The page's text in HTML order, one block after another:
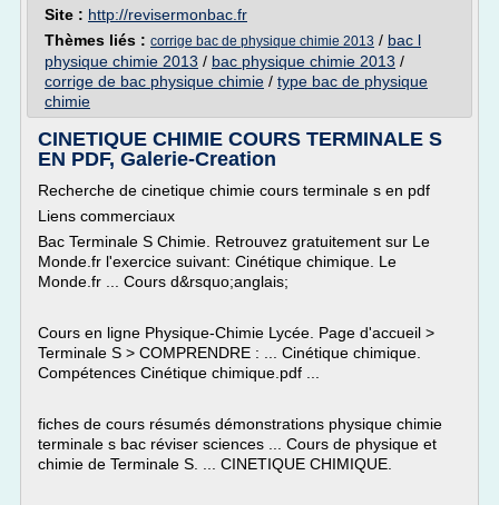
Site : http://revisermonbac.fr
Thèmes liés : corrige bac de physique chimie 2013 / bac l
physique chimie 2013 / bac physique chimie 2013 /
corrige de bac physique chimie / type bac de physique
chimie
CINETIQUE CHIMIE COURS TERMINALE S
EN PDF, Galerie-Creation
Recherche de cinetique chimie cours terminale s en pdf
Liens commerciaux
Bac Terminale S Chimie. Retrouvez gratuitement sur Le
Monde.fr l'exercice suivant: Cinétique chimique. Le
Monde.fr ... Cours d&rsquo;anglais;
Cours en ligne Physique-Chimie Lycée. Page d'accueil >
Terminale S > COMPRENDRE : ... Cinétique chimique.
Compétences Cinétique chimique.pdf ...
fiches de cours résumés démonstrations physique chimie
terminale s bac réviser sciences ... Cours de physique et
chimie de Terminale S. ... CINETIQUE CHIMIQUE.